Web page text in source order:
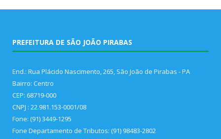
PREFEITURA DE SÃO JOÃO PIRABAS
End.: Rua Plácido Nascimento, 265, São João de Pirabas - PA
Bairro: Centro
CEP: 68719-000
CNPJ : 22.981.153-0001/08
Fone: (91) 3449-1295
Fone Departamento de Tributos: (91) 98483-2802